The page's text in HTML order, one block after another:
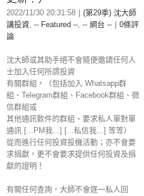
2022/11/30 20:31:58
(第29季) 沈大師
講投資, -- Featured --, -- 網台 --
0條評
論
沈大師或其助手絕不會隨便邀請任何人
士加入任何所謂投資
有關群組，（包括加入 Whatsapp群
組、Telegram群組、Facebook群組、微
信群組或
其他通訊軟件的群組、要求私人單對單
通訊 [...PM我...] [...私信我...] 等等）
從而進行任何投資投機活動；亦不會要
求捐獻，更不會要求提供任何投資及捐
獻的證明！
有關任何查詢，大師不會逐一私人回